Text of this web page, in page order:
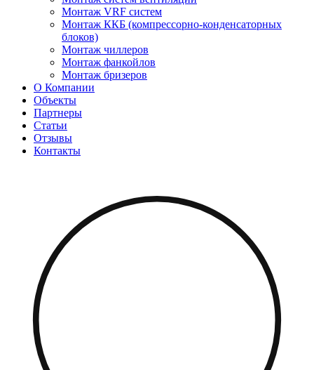
Монтаж VRF систем
Монтаж ККБ (компрессорно-конденсаторных
блоков)
Монтаж чиллеров
Монтаж фанкойлов
Монтаж бризеров
О Компании
Объекты
Партнеры
Статьи
Отзывы
Контакты